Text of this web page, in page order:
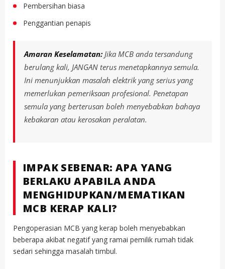
Pembersihan biasa
Penggantian penapis
Amaran Keselamatan:Jika MCB anda tersandung
berulang kali, JANGAN terus menetapkannya semula.
Ini menunjukkan masalah elektrik yang serius yang
memerlukan pemeriksaan profesional. Penetapan
semula yang berterusan boleh menyebabkan bahaya
kebakaran atau kerosakan peralatan.
IMPAK SEBENAR: APA YANG
BERLAKU APABILA ANDA
MENGHIDUPKAN/MEMATIKAN
MCB KERAP KALI?
Pengoperasian MCB yang kerap boleh menyebabkan
beberapa akibat negatif yang ramai pemilik rumah tidak
sedari sehingga masalah timbul.